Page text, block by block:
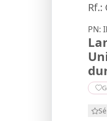
Rf.:
PN: